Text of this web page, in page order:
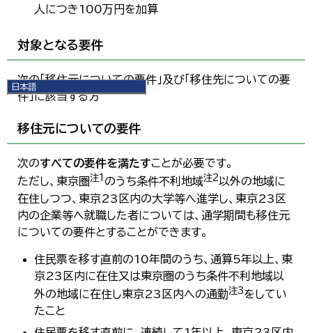
日本語
日本語
한국어
人につき100万円を加算
対象となる要件
次の「移住元についての要件」及び「移住先についての要
件」に該当する方
移住元についての要件
次のすべての要件を満たすことが必要です。
ただし、東京圏注1 のうち条件不利地域注2以外の地域に
在住しつつ、東京23区内の大学等へ進学し、東京23区
内の企業等へ就職した者については、通学期間も移住元
についての要件とすることができます。
住民票を移す直前の10年間のうち、通算5年以上、東
京23区内に在住又は東京圏のうち条件不利地域以
外の地域に在住し東京23区内への通勤注3をしてい
たこと